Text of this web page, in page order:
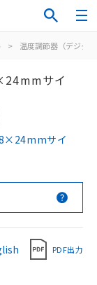
> 温度調節器（デジタ
サイ
サイ
PDF出力